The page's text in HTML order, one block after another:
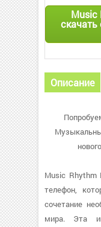
Music
скачать
Описание
Music Rhythm
телефон,
сочетание
мира. Эта